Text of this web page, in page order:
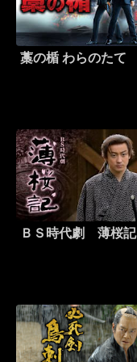
藁の楯 わらのたて
ＢＳ時代劇 薄桜記